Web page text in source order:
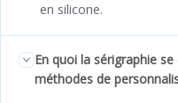
en silicone.
En quoi la sérigraphie
méthodes de